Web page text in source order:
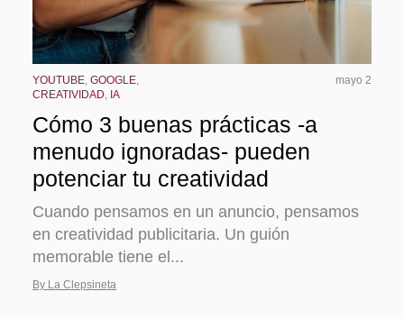
YOUTUBE, GOOGLE,
CREATIVIDAD, IA
mayo 2
Cómo 3 buenas prácticas -a
menudo ignoradas- pueden
potenciar tu creatividad
Cuando pensamos en un anuncio, pensamos
en creatividad publicitaria. Un guión
memorable tiene el...
By La Clepsineta